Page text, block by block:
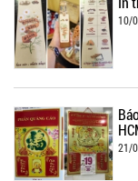
10/
21/